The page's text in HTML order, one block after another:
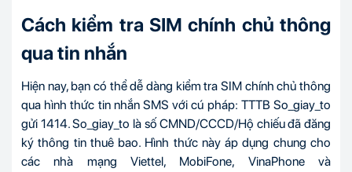
Cách kiểm tra SIM chính chủ thông
qua tin nhắn
Hiện nay, bạn có thể dễ dàng kiểm tra SIM chính chủ thông
qua hình thức tin nhắn SMS với cú pháp: TTTB So_giay_to
gửi 1414. So_giay_to là số CMND/CCCD/Hộ chiếu đã đăng
ký thông tin thuê bao. Hình thức này áp dụng chung cho
các nhà mạng Viettel, MobiFone, VinaPhone và